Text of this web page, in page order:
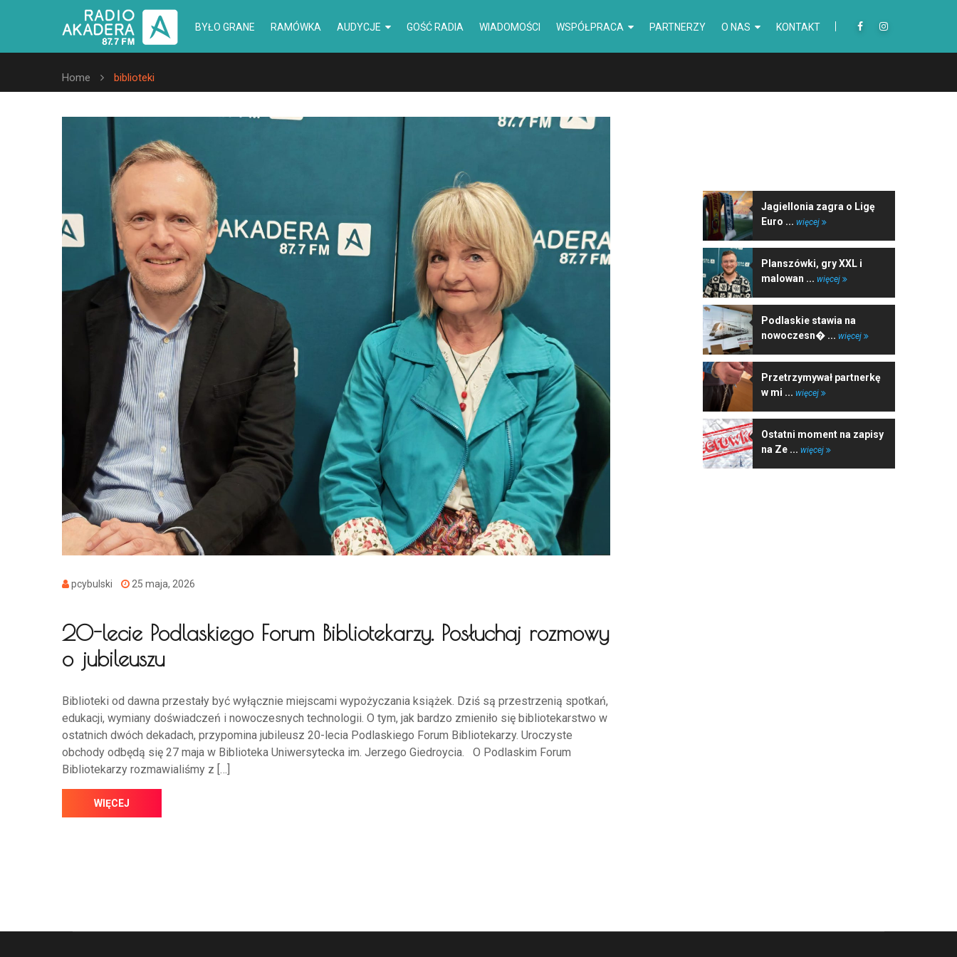
BYŁO GRANE RAMÓWKA AUDYCJE GOŚĆ RADIA WIADOMOŚCI WSPÓŁPRACA PARTNERZY O NAS KONTAKT
Home biblioteki
pcybulski 25 maja, 2026
20-lecie Podlaskiego Forum Bibliotekarzy. Posłuchaj rozmowy
o jubileuszu
Biblioteki od dawna przestały być wyłącznie miejscami wypożyczania książek. Dziś są przestrzenią spotkań,
edukacji, wymiany doświadczeń i nowoczesnych technologii. O tym, jak bardzo zmieniło się bibliotekarstwo w
ostatnich dwóch dekadach, przypomina jubileusz 20-lecia Podlaskiego Forum Bibliotekarzy. Uroczyste
obchody odbędą się 27 maja w Biblioteka Uniwersytecka im. Jerzego Giedroycia. O Podlaskim Forum
Bibliotekarzy rozmawialiśmy z […]
WIĘCEJ
Jagiellonia zagra o Ligę
Euro ... więcej
Planszówki, gry XXL i
malowan ... więcej
Podlaskie stawia na
nowoczesn� ... więcej
Przetrzymywał partnerkę
w mi ... więcej
Ostatni moment na zapisy
na Ze ... więcej